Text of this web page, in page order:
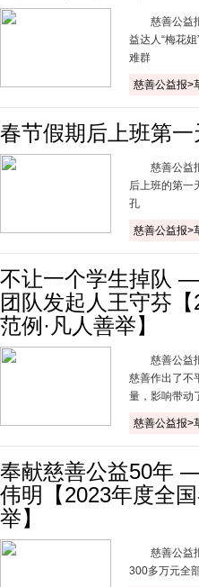
慈善公益报
益达人“梅花
难群
慈善公益报>
春节假期后上班第
慈善公益报(
后上班的第一
孔
慈善公益报>
不让一个学生掉队
团队发起人王守芬
范例·凡人善举】
慈善公益报
慈善作出了不
量，影响带动
慈善公益报>
奉献慈善公益50年
伟明【2023年度全
举】
慈善公益报
300多万元全